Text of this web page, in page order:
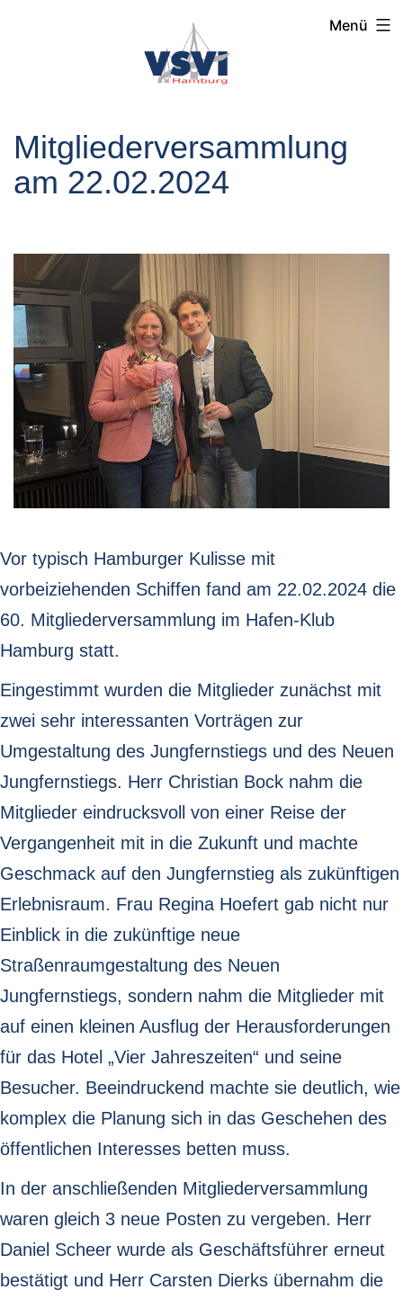
Menü
Mitgliederversammlung
am 22.02.2024
Vor typisch Hamburger Kulisse mit
vorbeiziehenden Schiffen fand am 22.02.2024 die
60. Mitgliederversammlung im Hafen-Klub
Hamburg statt.
Eingestimmt wurden die Mitglieder zunächst mit
zwei sehr interessanten Vorträgen zur
Umgestaltung des Jungfernstiegs und des Neuen
Jungfernstiegs. Herr Christian Bock nahm die
Mitglieder eindrucksvoll von einer Reise der
Vergangenheit mit in die Zukunft und machte
Geschmack auf den Jungfernstieg als zukünftigen
Erlebnisraum. Frau Regina Hoefert gab nicht nur
Einblick in die zukünftige neue
Straßenraumgestaltung des Neuen
Jungfernstiegs, sondern nahm die Mitglieder mit
auf einen kleinen Ausflug der Herausforderungen
für das Hotel „Vier Jahreszeiten“ und seine
Besucher. Beeindruckend machte sie deutlich, wie
komplex die Planung sich in das Geschehen des
öffentlichen Interesses betten muss.
In der anschließenden Mitgliederversammlung
waren gleich 3 neue Posten zu vergeben. Herr
Daniel Scheer wurde als Geschäftsführer erneut
bestätigt und Herr Carsten Dierks übernahm die